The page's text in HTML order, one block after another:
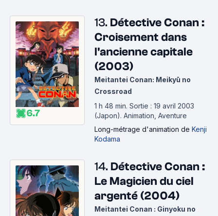
6.7
13. Détective Conan :
Croisement dans
l'ancienne capitale
(2003)
Meitantei Conan: Meikyū no
Crossroad
1 h 48 min. Sortie : 19 avril 2003
(Japon). Animation, Aventure
Long-métrage d'animation de Kenji
Kodama
14. Détective Conan :
Le Magicien du ciel
argenté (2004)
Meitantei Conan : Ginyoku no